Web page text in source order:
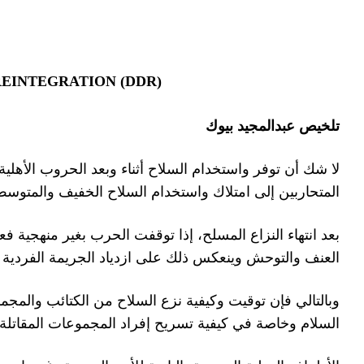
الأهلية يلجأ جميع
إلى السلاح بقدر أكبر من
لإنهاء النزاع وتحقيق
إلى الحياة المدنية.